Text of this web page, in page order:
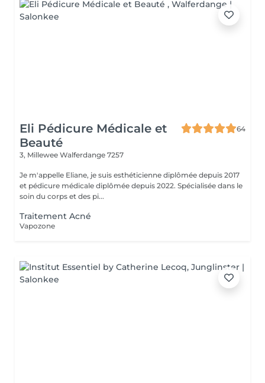
Eli Pédicure Médicale et
Beauté
64
3, Millewee Walferdange 7257
Je m'appelle Eliane, je suis esthéticienne diplômée depuis 2017
et pédicure médicale diplômée depuis 2022. Spécialisée dans le
soin du corps et des pi...
Traitement Acné
Vapozone